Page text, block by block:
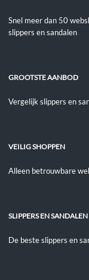
Snel meer dan 50
slippers en sandalen
GROOTSTE AANBOD
Vergelijk slippers en
VEILIG SHOPPEN
Alleen betrouwbare
SLIPPERS EN
De beste slippers en